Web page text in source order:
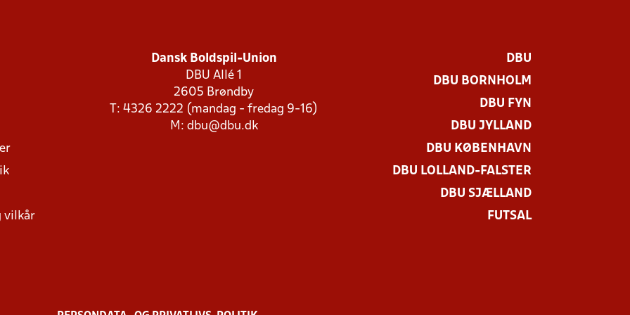
vilkår
Dansk Boldspil-Union
DBU Allé 1
2605 Brøndby
T: 4326 2222 (mandag - fredag 9-16)
M: dbu@dbu.dk
DBU
DBU BORNHOLM
DBU FYN
DBU JYLLAND
DBU KØBENHAVN
DBU LOLLAND-FALSTER
DBU SJÆLLAND
FUTSAL